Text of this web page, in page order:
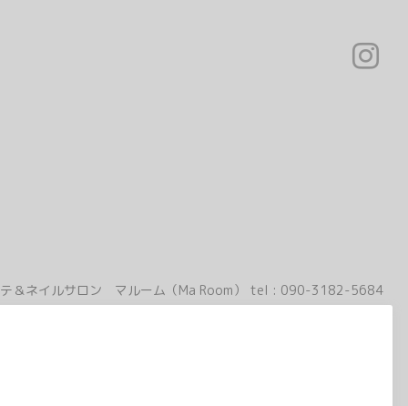
＆ネイルサロン マルーム（Ma Room） tel : 090-3182-5684